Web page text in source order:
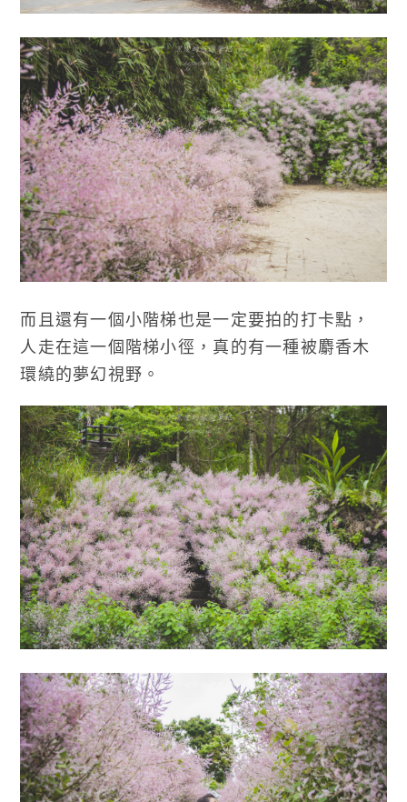
而且還有一個小階梯也是一定要拍的打卡點，
人走在這一個階梯小徑，真的有一種被麝香木
環繞的夢幻視野。